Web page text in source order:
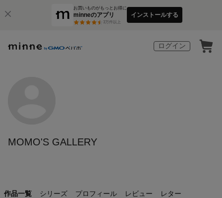
お買いものがもっとお得に
minneのアプリ
3万件以上
インストールする
ログイン
MOMO'S GALLERY
作品一覧 シリーズ プロフィール レビュー レター